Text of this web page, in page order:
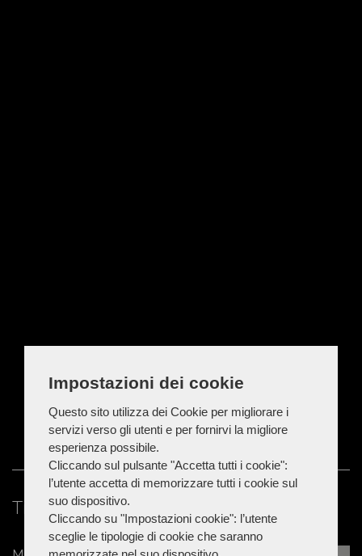
Impostazioni dei cookie
Questo sito utilizza dei Cookie per migliorare i
servizi verso gli utenti e per fornirvi la migliore
esperienza possibile.
Cliccando sul pulsante "Accetta tutti i cookie":
l’utente accetta di memorizzare tutti i cookie sul
suo dispositivo.
Cliccando su "Impostazioni cookie": l’utente
sceglie le tipologie di cookie che saranno
Ti potrebbe interessare